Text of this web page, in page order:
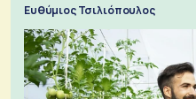
Ευθύμιος Τσιλιόπουλος